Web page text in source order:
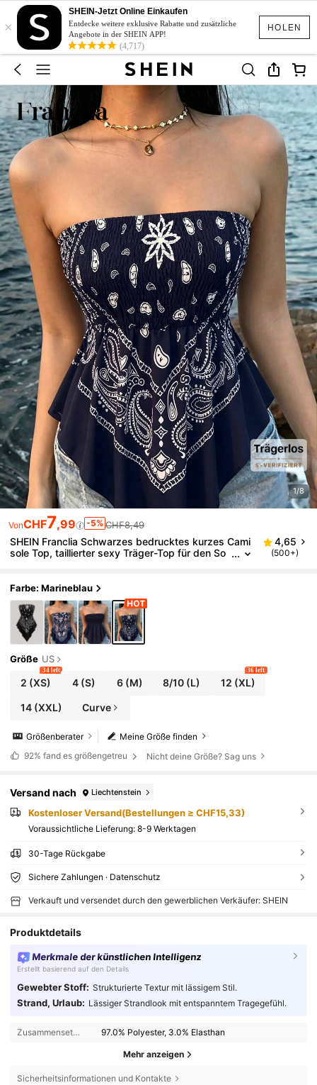
HOLEN
×
SHEIN-Jetzt Online Einkaufen
Entdecke weitere exklusive Rabatte und zusätzliche
Angebote in der SHEIN APP!
(4,717)
1/8
VonCHF7,99 -5% CHF8,49
SHEIN Franclia Schwarzes bedrucktes kurzes Cami
sole Top, taillierter sexy Träger-Top für den So
es kurzes Camisole Neu Design ärmelloses Top für
den Sommer
4,65
(500+)
Farbe: Marineblau
Größe US
2 (XS)
34 left
4(S) 6(M) 8/10 (L) 12 (XL)
36 left
14(XXL) Curve
Meine Größe finden
Größenberater
92% fand es größengetreu Nicht deine Größe? Sag uns
Versand nach Liechtenstein
Kostenloser Versand(Bestellungen ≥ CHF15,33)
Voraussichtliche Lieferung: 8-9 Werktagen
30-Tage Rückgabe
Sichere Zahlungen · Datenschutz
Verkauft und versendet durch den gewerblichen Verkäufer: SHEIN
Produktdetails
Merkmale der künstlichen Intelligenz
Erstellt basierend auf den Details
Gewebter Stoff: Strukturierte Textur mit lässigem Stil.
Strand, Urlaub: Lässiger Strandlook mit entspanntem Tragegefühl.
Zusammensetzung: 97.0% Polyester, 3.0% Elasthan
Mehr anzeigen
Sicherheitsinformationen und Kontakte